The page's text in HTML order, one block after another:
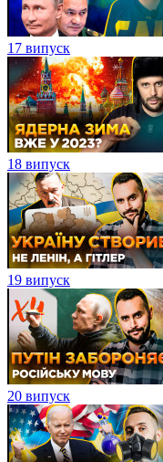
17 випуск
18 випуск
19 випуск
20 випуск